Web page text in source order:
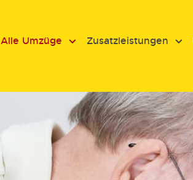
Alle Umzüge Zusatzleistungen